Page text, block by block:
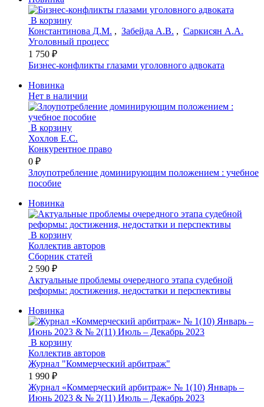
В корзину
Константинова Д.М. , Забейда А.В. , Саркисян А.А.
Уголовный процесс
1 750 ₽
Бизнес-конфликты глазами уголовного адвоката
Новинка
Нет в наличии
В корзину
Хохлов Е.С.
Конкурентное право
0 ₽
Злоупотребление доминирующим положением : учебное
пособие
Новинка
В корзину
Коллектив авторов
Сборник статей
2 590 ₽
Актуальные проблемы очередного этапа судебной
реформы: достижения, недостатки и перспективы
Новинка
В корзину
Коллектив авторов
Журнал "Коммерческий арбитраж"
1 990 ₽
Журнал «Коммерческий арбитраж» № 1(10) Январь –
Июнь 2023 & № 2(11) Июль – Декабрь 2023